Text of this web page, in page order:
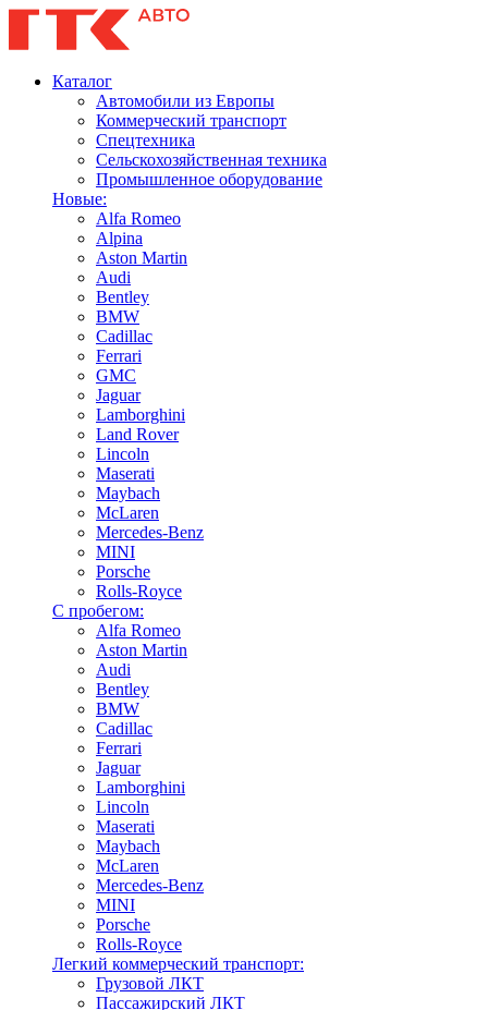
Каталог
Автомобили из Европы
Коммерческий транспорт
Спецтехника
Сельскохозяйственная техника
Промышленное оборудование
Новые:
Alfa Romeo
Alpina
Aston Martin
Audi
Bentley
BMW
Cadillac
Ferrari
GMC
Jaguar
Lamborghini
Land Rover
Lincoln
Maserati
Maybach
McLaren
Mercedes-Benz
MINI
Porsche
Rolls-Royce
С пробегом:
Alfa Romeo
Aston Martin
Audi
Bentley
BMW
Cadillac
Ferrari
Jaguar
Lamborghini
Lincoln
Maserati
Maybach
McLaren
Mercedes-Benz
MINI
Porsche
Rolls-Royce
Легкий коммерческий транспорт:
Грузовой ЛКТ
Пассажирский ЛКТ